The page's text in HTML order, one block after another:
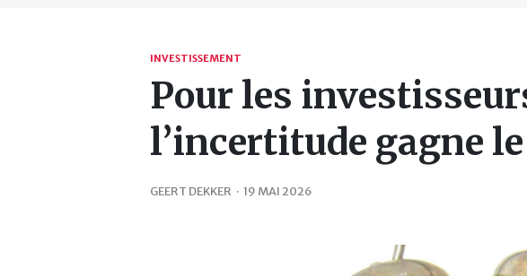
INVESTISSEMENT
Pour les
l’incertitude gagne
GEERT DEKKER · 19 MAI 2026